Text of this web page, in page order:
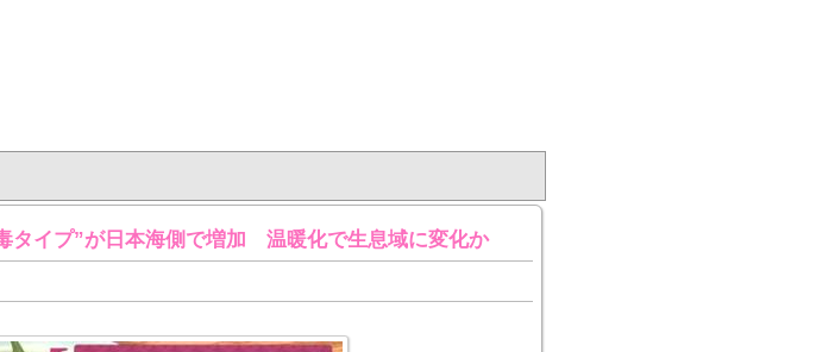
タイプ”が日本海側で増加 温暖化で生息域に変化か